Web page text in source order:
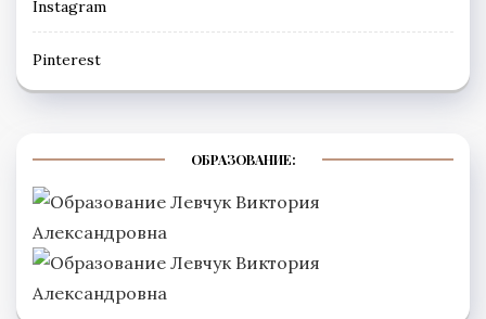
Instagram
Рinterest
ОБРАЗОВАНИЕ: